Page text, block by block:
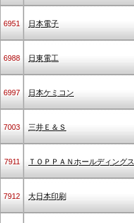
6951 日本電子
6988 日東電工
6997 日本ケミコン
7003 三井Ｅ＆Ｓ
7911 ＴＯＰＰＡＮホールディングス
7912 大日本印刷